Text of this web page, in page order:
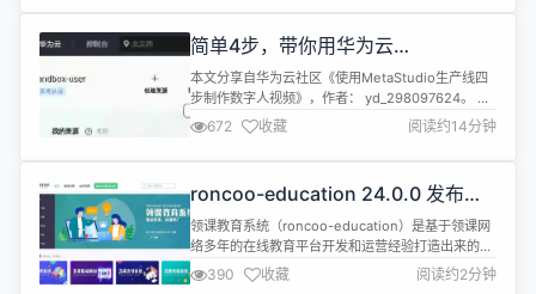
简单4步，带你用华为云
MetaStudio制作数字人短片
本文分享自华为云社区《使用MetaStudio生产线四
步制作数字人视频》，作者： yd_298097624。 随
着AIGC新技术尤其是大模型技术的发展，音视频行
业、数字内容生产行业正在经历这从生产方式和生产
效率上的一个巨大变化。预测到2030年有AI大模型
生成数字人，数字人视频等，本博文就来教大家如何
用华为云...
672 收藏 阅读约14分钟
roncoo-education 24.0.0 发布，
微服务分布式在线教育开源系统
领课教育系统（roncoo-education）是基于领课网
络多年的在线教育平台开发和运营经验打造出来的产
品，致力于打造一个各行业都适用的分布式在线教育
系统。系统采用前后端分离模式，前台采用 vue.js
390 收藏 阅读约2分钟